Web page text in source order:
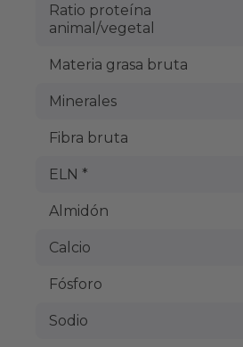
Ratio proteína
animal/vegetal
Materia grasa bruta
Minerales
Fibra bruta
ELN *
Almidón
Calcio
Fósforo
Sodio